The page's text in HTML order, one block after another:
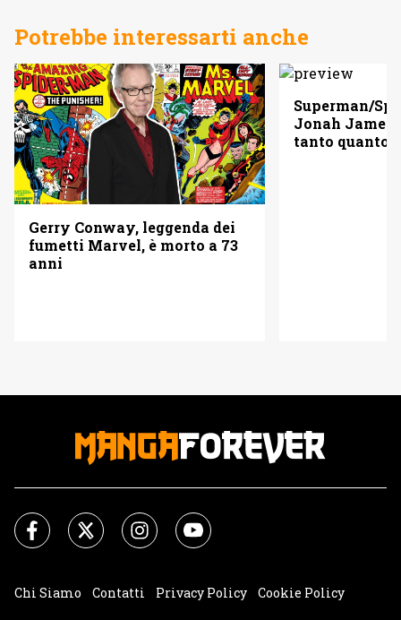
Potrebbe interessarti anche
Gerry Conway, leggenda dei
fumetti Marvel, è morto a 73
anni
Superman/
Jonah
tanto quanto
Chi Siamo Contatti Privacy Policy
Cookie Policy